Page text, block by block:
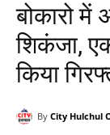
बोकारो में
शिकंजा,
किया
By City Hulchul